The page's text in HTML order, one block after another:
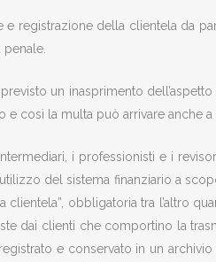
e registrazione della clientela da
un inasprimento
così la multa può arrivare anche
i professionisti e i
del sistema finanziario a
clientela”, obbligatoria tra l’altro
dai clienti che comportino la
e conservato in un